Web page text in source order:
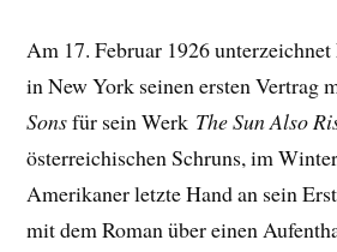
Am 17. Februar 1926
in New York seinen ersten Vertrag
Sonsfür sein Werk The Sun Also
österreichischen Schruns, im
Amerikaner letzte Hand an sein
mit dem Roman über einen